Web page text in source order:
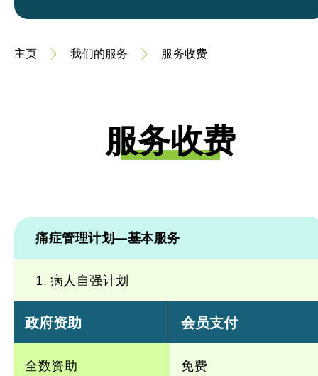
主页 我们的服务 服务收费
服务收费
痛症管理计划—基本服务
1. 病人自强计划
政府资助
全数资助
会员支付
免费